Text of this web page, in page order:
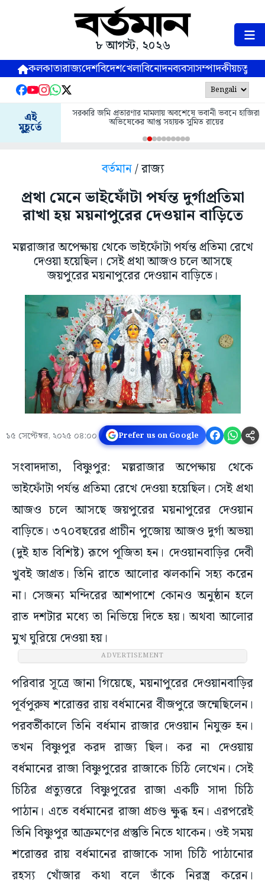
৮ আগস্ট, ২০২৬
কলকাতারাজ্যদেশবিদেশখেলাবিনোদনব্যবসাসম্পাদকীয়
এই
মুহূর্তে
সরকারি জমি প্রতারণার মামলায় অবশেষে ভবানী ভবনে হাজিরা
অভিষেকের আপ্ত সহায়ক সুমিত রায়ের
বর্তমান/ রাজ্য
প্রথা মেনে ভাইফোঁটা পর্যন্ত দুর্গাপ্রতিমা
রাখা হয় ময়নাপুরের দেওয়ান বাড়িতে
মল্লরাজার অপেক্ষায় থেকে ভাইফোঁটা পর্যন্ত প্রতিমা রেখে
দেওয়া হয়েছিল। সেই প্রথা আজও চলে আসছে
জয়পুরের ময়নাপুরের দেওয়ান বাড়িতে।
১৫ সেপ্টেম্বর, ২০২৫ ০৪:০০ Prefer us on Google
সংবাদদাতা, বিষ্ণুপুর: মল্লরাজার অপেক্ষায় থেকে
ভাইফোঁটা পর্যন্ত প্রতিমা রেখে দেওয়া হয়েছিল। সেই প্রথা
আজও চলে আসছে জয়পুরের ময়নাপুরের দেওয়ান
বাড়িতে। ৩৭০বছরের প্রাচীন পুজোয় আজও দুর্গা অভয়া
(দুই হাত বিশিষ্ট) রূপে পূজিতা হন। দেওয়ানবাড়ির দেবী
খুবই জাগ্রত। তিনি রাতে আলোর ঝলকানি সহ্য করেন
না। সেজন্য মন্দিরের আশপাশে কোনও অনুষ্ঠান হলে
রাত দশটার মধ্যে তা নিভিয়ে দিতে হয়। অথবা আলোর
মুখ ঘুরিয়ে দেওয়া হয়।
ADVERTISEMENT
পরিবার সূত্রে জানা গিয়েছে, ময়নাপুরের দেওয়ানবাড়ির
পূর্বপুরুষ শরোত্তর রায় বর্ধমানের বীজপুরে জন্মেছিলেন।
পরবর্তীকালে তিনি বর্ধমান রাজার দেওয়ান নিযুক্ত হন।
তখন বিষ্ণুপুর করদ রাজ্য ছিল। কর না দেওয়ায়
বর্ধমানের রাজা বিষ্ণুপুরের রাজাকে চিঠি লেখেন। সেই
চিঠির প্রত্যুত্তরে বিষ্ণুপুরের রাজা একটি সাদা চিঠি
পাঠান। এতে বর্ধমানের রাজা প্রচণ্ড ক্ষুব্ধ হন। এরপরেই
তিনি বিষ্ণুপুর আক্রমণের প্রস্তুতি নিতে থাকেন। ওই সময়
শরোত্তর রায় বর্ধমানের রাজাকে সাদা চিঠি পাঠানোর
রহস্য খোঁজার কথা বলে তাঁকে নিরস্ত্র করেন।